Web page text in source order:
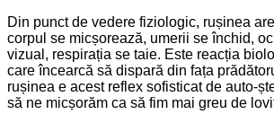
Din punct de vedere fiziologic, rușinea
corpul se micșorează, umerii se închid,
vizual, respirația se taie. Este reacția
care încearcă să dispară din fața
rușinea e acest reflex sofisticat de auto-
să ne micșorăm ca să fim mai greu de